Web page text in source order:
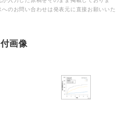
のお問い合わせは発表元に直接お願いいた
画像